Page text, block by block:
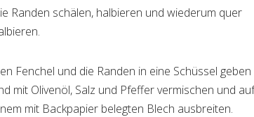
Randen schälen, halbieren und wiederum quer
Fenchel und die Randen in eine Schüssel geben
mit Olivenöl, Salz und Pfeffer vermischen und auf
mit Backpapier belegten Blech ausbreiten.